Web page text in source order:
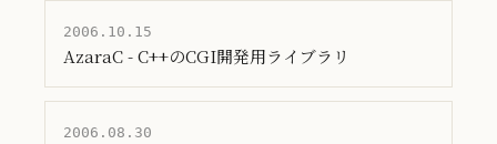
2006.10.15
AzaraC - C++のCGI開発用ライブラリ
2006.08.30